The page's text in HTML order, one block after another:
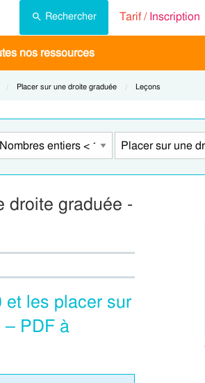
Rechercher Tarif /Inscription
nos ressources
Current:
Placer sur une droite graduée Current:
Leçons
droite graduée -
et les placer sur
– PDF à